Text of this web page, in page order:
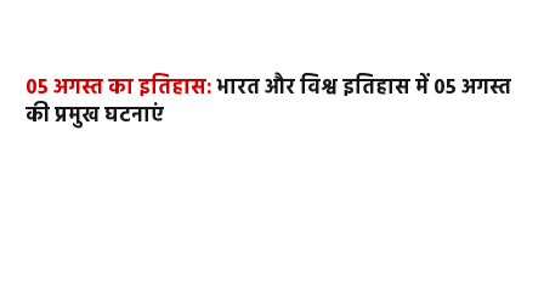
05 अगस्त का इतिहास:भारत और विश्व इतिहास में 05 अगस्त
की प्रमुख घटनाएं